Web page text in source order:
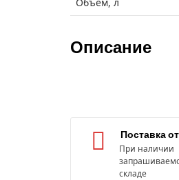
Описание
Поставка
При наличии
складе